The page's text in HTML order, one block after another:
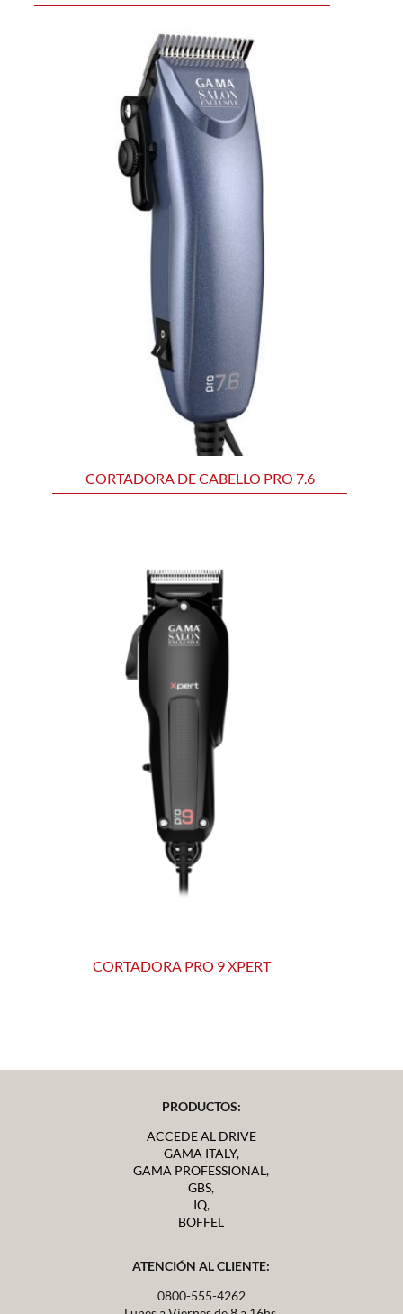
CORTADORA DE CABELLO PRO 7.6
CORTADORA PRO 9 XPERT
PRODUCTOS:
ACCEDE AL DRIVE
GAMA ITALY,
GAMA PROFESSIONAL,
GBS,
IQ,
BOFFEL
ATENCIÓN AL CLIENTE:
0800-555-4262